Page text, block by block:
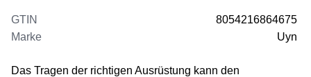
GTIN
8054216864675
Marke
Uyn
Das Tragen der richtigen Ausrüstung kann den